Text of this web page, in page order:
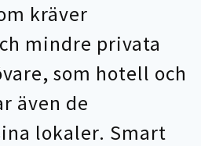
kräver
mindre privata
som hotell och
även de
lokaler. Smart